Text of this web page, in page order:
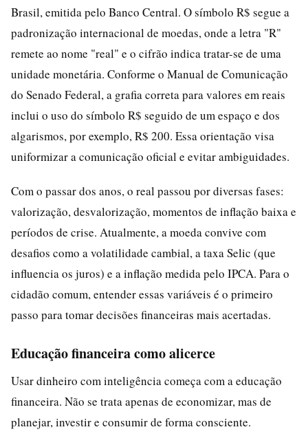
Brasil, emitida pelo Banco Central. O símbolo R$ segue a
padronização internacional de moedas, onde a letra "R"
remete ao nome "real" e o cifrão indica tratar-se de uma
unidade monetária. Conforme o Manual de Comunicação
do Senado Federal, a grafia correta para valores em reais
inclui o uso do símbolo R$ seguido de um espaço e dos
algarismos, por exemplo, R$ 200. Essa orientação visa
uniformizar a comunicação oficial e evitar ambiguidades.
Com o passar dos anos, o real passou por diversas fases:
valorização, desvalorização, momentos de inflação baixa e
períodos de crise. Atualmente, a moeda convive com
desafios como a volatilidade cambial, a taxa Selic (que
influencia os juros) e a inflação medida pelo IPCA. Para o
cidadão comum, entender essas variáveis é o primeiro
passo para tomar decisões financeiras mais acertadas.
Educação financeira como alicerce
Usar dinheiro com inteligência começa com a educação
financeira. Não se trata apenas de economizar, mas de
planejar, investir e consumir de forma consciente.